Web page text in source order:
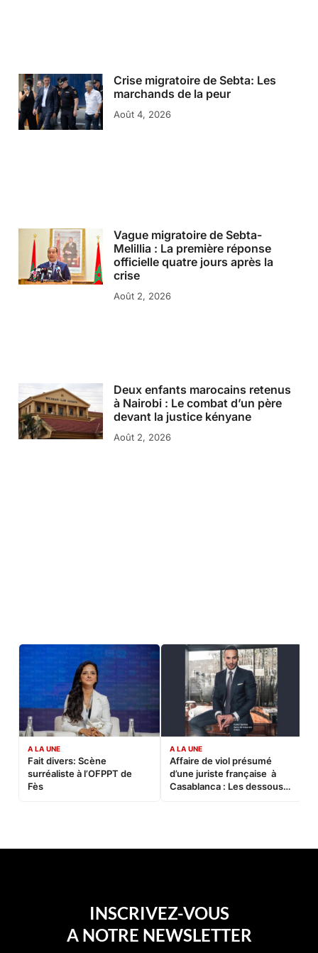
Crise migratoire de Sebta: Les
marchands de la peur
Août 4, 2026
Vague migratoire de Sebta-
Melillia : La première réponse
officielle quatre jours après la
crise
Août 2, 2026
Deux enfants marocains retenus
à Nairobi : Le combat d’un père
devant la justice kényane
Août 2, 2026
A LA UNE
Fait divers: Scène
surréaliste à l’OFPPT de
Fès
A LA UNE
Affaire de viol présumé
d’une juriste française à
Casablanca : Les dessous
INSCRIVEZ-VOUS
A NOTRE NEWSLETTER